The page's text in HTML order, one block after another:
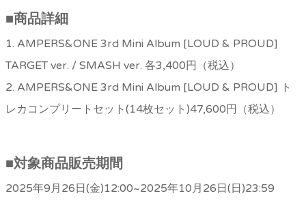
■商品詳細
1. AMPERS&ONE 3rd Mini Album [LOUD & PROUD]
TARGET ver. / SMASH ver. 各3,400円（税込）
2. AMPERS&ONE 3rd Mini Album [LOUD & PROUD] ト
レカコンプリートセット(14枚セット)47,600円（税込）
■対象商品販売期間
2025年9月26日(金)12:00~2025年10月26日(日)23:59